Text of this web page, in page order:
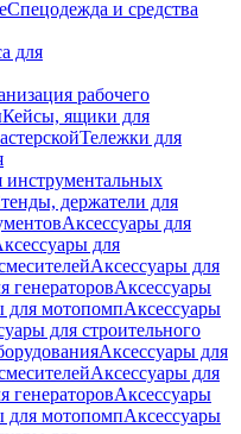
Спецодежда и средства
для
рабочего
Кейсы, ящики для
Тележки для
держатели для
Аксессуары для
для
Аксессуары для
генераторовАксессуары
для мотопомпАксессуары
для строительного
Аксессуары для
Аксессуары для
генераторовАксессуары
для мотопомпАксессуары